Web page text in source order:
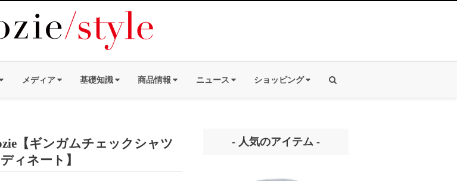
メディア 基礎知識 商品情報 ニュース ショッピング
【ギンガムチェックシャツ
ィネート】
- 人気のアイテム -